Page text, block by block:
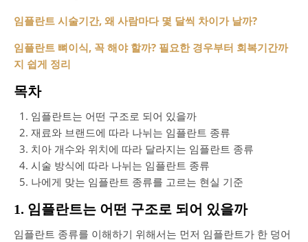
임플란트 시술기간, 왜 사람마다 몇 달씩 차이가 날까?
임플란트 뼈이식, 꼭 해야 할까? 필요한 경우부터 회복기간까
지 쉽게 정리
목차
임플란트는 어떤 구조로 되어 있을까
재료와 브랜드에 따라 나뉘는 임플란트 종류
치아 개수와 위치에 따라 달라지는 임플란트 종류
시술 방식에 따라 나뉘는 임플란트 종류
나에게 맞는 임플란트 종류를 고르는 현실 기준
1. 임플란트는 어떤 구조로 되어 있을까
임플란트 종류를 이해하기 위해서는 먼저 임플란트가 한 덩어